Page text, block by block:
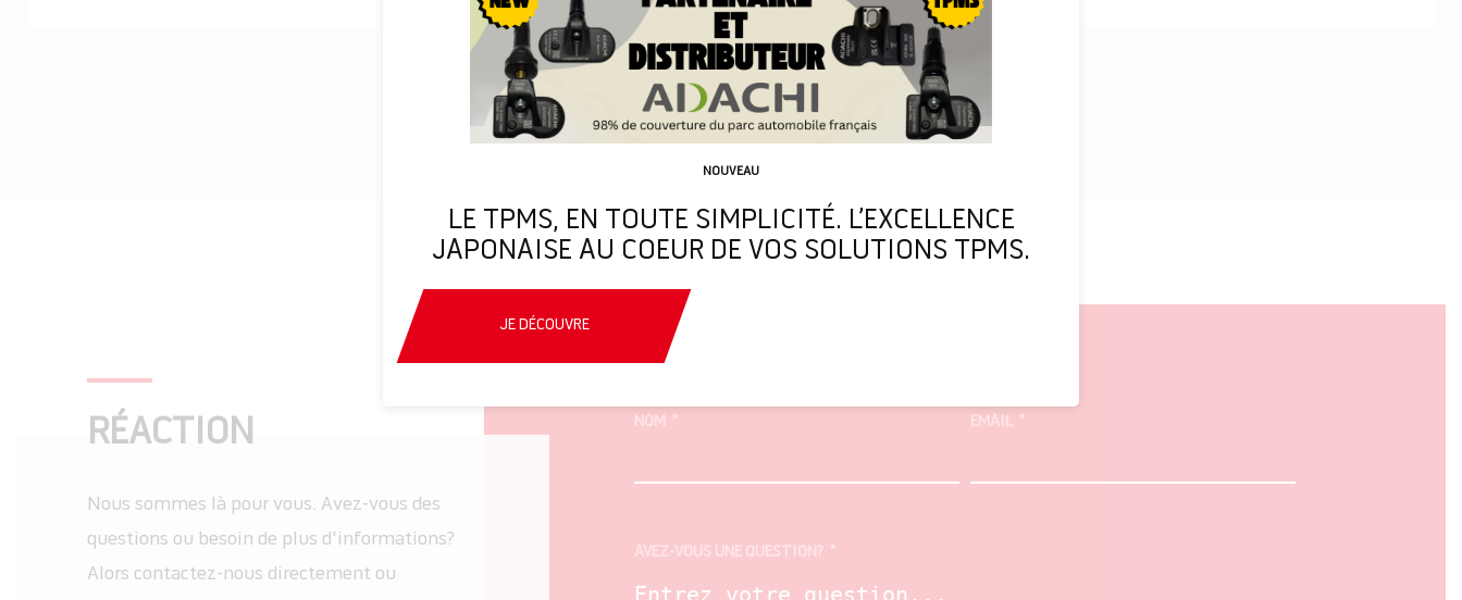
RÉACTION
Nous sommes là pour vous. Avez-vous des
questions ou besoin de plus d'informations?
Alors contactez-nous directement ou
NOM EMAIL
AVEZ-VOUS UNE QUESTION?
NOUVEAU
LE TPMS, EN TOUTE SIMPLICITÉ. L’EXCELLENCE
JAPONAISE AU COEUR DE VOS SOLUTIONS TPMS.
JE DÉCOUVRE